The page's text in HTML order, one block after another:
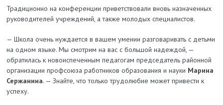
Традиционно на конференции приветствовали вновь назначенных
руководителей учреждений, а также молодых специалистов.
— Школа очень нуждается в вашем умении разговаривать с детьми
на одном языке. Мы смотрим на вас с большой надеждой, —
обратилась к новоиспеченным педагогам председатель районной
организации профсоюза работников образования и науки Марина
Сержанина. — Знайте, что только трудолюбие может привести к
успеху.